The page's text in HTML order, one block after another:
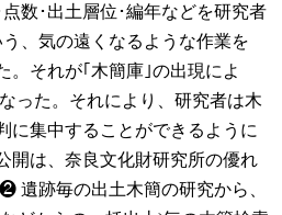
数･出土層位･編年などを研究者
、気の遠くなるような作業を
。それが｢木簡庫｣の出現によ
った。それにより、研究者は木
に集中することができるように
開は、奈良文化財研究所の優れ
❷ 遺跡毎の出土木簡の研究から、